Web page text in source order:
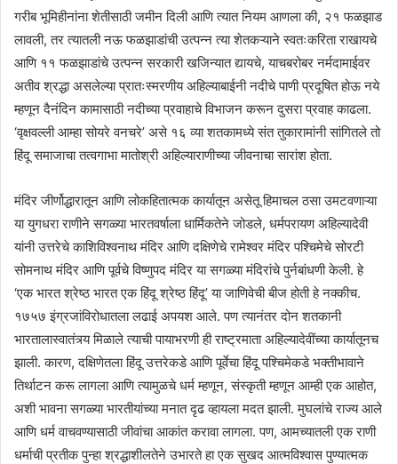
गरीब भूमिहीनांना शेतीसाठी जमीन दिली आणि त्यात नियम आणला की, २१ फळझाड
लावली, तर त्यातली नऊ फळझाडांची उत्पन्न त्या शेतकऱ्याने स्वतःकरिता राखायचे
आणि ११ फळझाडांचे उत्पन्न सरकारी खजिन्यात द्यायचे, याचबरोबर नर्मदामाईवर
अतीव श्रद्धा असलेल्या प्रातःस्मरणीय अहिल्याबाईनी नदीचे पाणी प्रदूषित होऊ नये
म्हणून दैनंदिन कामासाठी नदीच्या प्रवाहाचे विभाजन करून दुसरा प्रवाह काढला.
‘वृक्षवल्ली आम्हा सोयरे वनचरे’ असे १६ व्या शतकामध्ये संत तुकारामांनी सांगितले तो
हिंदू समाजाचा तत्वगाभा मातोश्री अहिल्याराणीच्या जीवनाचा सारांश होता.
मंदिर जीर्णोद्धारातून आणि लोकहितात्मक कार्यातून असेतू हिमाचल ठसा उमटवणाऱ्या
या युगधरा राणीने सगळ्या भारतवर्षाला धार्मिकतेने जोडले, धर्मपरायण अहिल्यादेवी
यांनी उत्तरेचे काशिविश्वनाथ मंदिर आणि दक्षिणेचे रामेश्वर मंदिर पश्चिमेचे सोरटी
सोमनाथ मंदिर आणि पूर्वचे विष्णुपद मंदिर या सगळ्या मंदिरांचे पुर्नबांधणी केली. हे
‘एक भारत श्रेष्ठ भारत एक हिंदू श्रेष्ठ हिंदू’ या जाणिवेची बीज होती हे नक्कीच.
१७५७ इंग्रजांविरोधातला लढाई अपयश आले. पण त्यानंतर दोन शतकानी
भारतालास्वातंत्र्य मिळाले त्याची पायाभरणी ही राष्ट्रमाता अहिल्यादेवींच्या कार्यातूनच
झाली. कारण, दक्षिणेतला हिंदू उत्तरेकडे आणि पूर्वेचा हिंदू पश्चिमेकडे भक्तीभावाने
तिर्थाटन करू लागला आणि त्यामुळचे धर्म म्हणून, संस्कृती म्हणून आम्ही एक आहोत,
अशी भावना सगळ्या भारतीयांच्या मनात दृढ व्हायला मदत झाली. मुघलांचे राज्य आले
आणि धर्म वाचवण्यासाठी जीवांचा आकांत करावा लागला. पण, आमच्यातली एक राणी
धर्माची प्रतीक पुन्हा श्रद्धाशीलतेने उभारते हा एक सुखद आत्मविश्वास पुण्यात्मक